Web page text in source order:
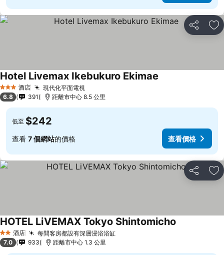
分享 放
3 星級 酒店 現代化平面電視
Hotel Livemax Ikebukuro Ekimae
6.8 391 距離市中心 8.5 公里
低至 $242
查看 7 個網站的價格 查看價格
分享 放
2 星級酒店 每間客房都設有深層浸浴浴缸
HOTEL LiVEMAX Tokyo Shintomicho
7.0 933 距離市中心 1.3 公里